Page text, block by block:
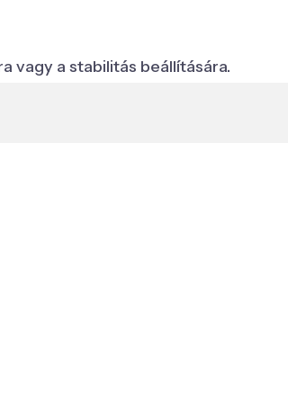
vagy a stabilitás beállítására.